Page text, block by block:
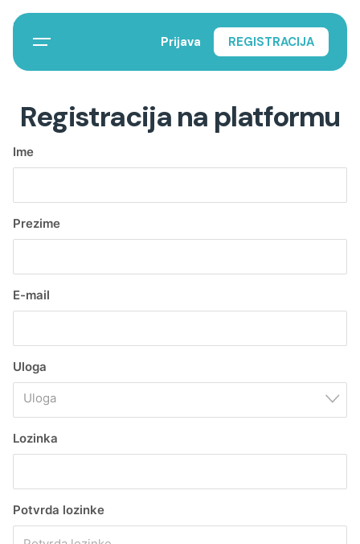
Prijava REGISTRACIJA
Početna
Registracija na platformu
Ime
Prezime
E-mail
Uloga
Uloga
Lozinka
Potvrda lozinke